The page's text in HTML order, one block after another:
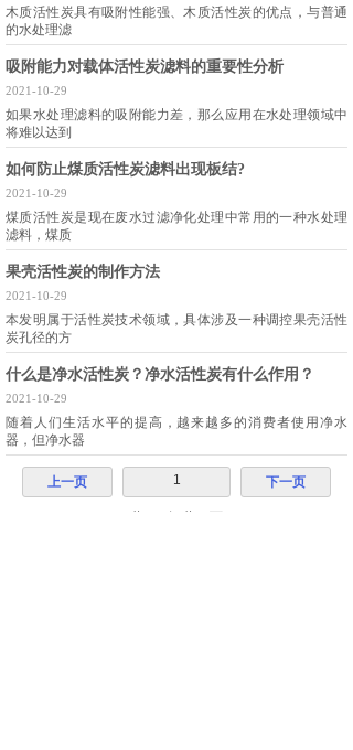
木质活性炭具有吸附性能强、木质活性炭的优点，与普通
的水处理滤
吸附能力对载体活性炭滤料的重要性分析
2021-10-29
如果水处理滤料的吸附能力差，那么应用在水处理领域中
将难以达到
如何防止煤质活性炭滤料出现板结?
2021-10-29
煤质活性炭是现在废水过滤净化处理中常用的一种水处理
滤料，煤质
果壳活性炭的制作方法
2021-10-29
本发明属于活性炭技术领域，具体涉及一种调控果壳活性
炭孔径的方
什么是净水活性炭？净水活性炭有什么作用？
2021-10-29
随着人们生活水平的提高，越来越多的消费者使用净水
器，但净水器
上一页 1 下一页